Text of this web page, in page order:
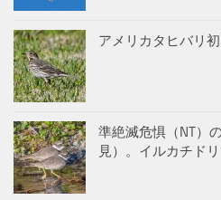
アメリカタヒバリ
準絶滅危惧（NT）
見）。イルカチド